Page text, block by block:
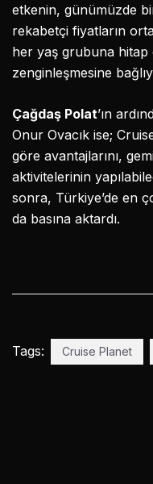
etkenin, günümüzde
rekabetçi fiyatların
her yaş grubuna hitap
zenginleşmesine
Çağdaş Polat’ın
Onur Ovacık ise;
göre avantajlarını,
aktivitelerinin
sonra, Türkiye’de en
da basına aktardı.
Tags: Cruise Planet